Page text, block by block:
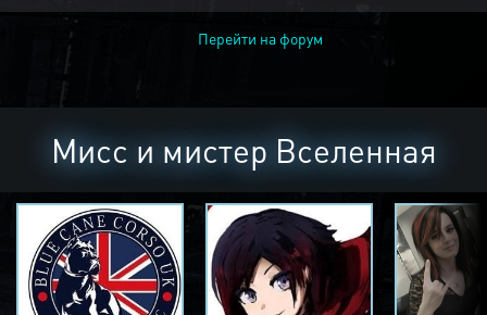
Перейти на форум
Мисс и мистер Вселенная